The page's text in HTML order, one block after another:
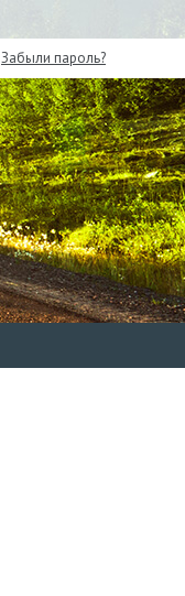
Забыли пароль?